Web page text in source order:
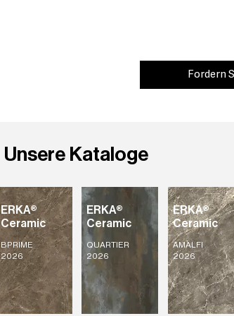
Fordern
Unsere Kataloge
ERKA®
Ceramic
AMALFI
2026
ERKA®
Ceramic
QUARTIER
2026
ERKA®
Ceramic
BPRIME
2026